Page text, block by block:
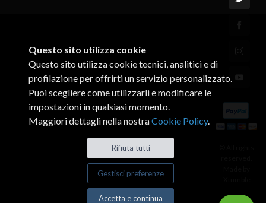
Questo sito utilizza cookie
Questo sito utilizza cookie tecnici, analitici e di
profilazione per offrirti un servizio personalizzato.
Puoi scegliere come utilizzarli e modificare le
impostazioni in qualsiasi momento.
Maggiori dettagli nella nostraCookie Policy.
Rifiuta tutti
Gestisci preferenze
Accetta e continua